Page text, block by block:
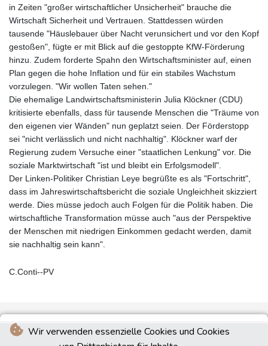
Wir verwenden essenzielle Cookies und Cookies
in Zeiten "großer wirtschaftlicher Unsicherheit" brauche die
Wirtschaft Sicherheit und Vertrauen. Stattdessen würden
tausende "Häuslebauer über Nacht verunsichert und vor den Kopf
gestoßen", fügte er mit Blick auf die gestoppte KfW-Förderung
hinzu. Zudem forderte Spahn den Wirtschaftsminister auf, einen
Plan gegen die hohe Inflation und für ein stabiles Wachstum
vorzulegen. "Wir wollen Taten sehen."
Die ehemalige Landwirtschaftsministerin Julia Klöckner (CDU)
kritisierte ebenfalls, dass für tausende Menschen die "Träume von
den eigenen vier Wänden" nun geplatzt seien. Der Förderstopp
sei "nicht verlässlich und nicht nachhaltig". Klöckner warf der
Regierung zudem Versuche einer "staatlichen Lenkung" vor. Die
soziale Marktwirtschaft "ist und bleibt ein Erfolgsmodell".
Der Linken-Politiker Christian Leye begrüßte es als "Fortschritt",
dass im Jahreswirtschaftsbericht die soziale Ungleichheit skizziert
werde. Dies müsse jedoch auch Folgen für die Politik haben. Die
wirtschaftliche Transformation müsse auch "aus der Perspektive
der Menschen mit niedrigen Einkommen gedacht werden, damit
sie nachhaltig sein kann".
C.Conti--PV